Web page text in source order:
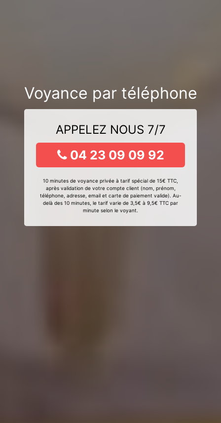
Voyance par téléphone
APPELEZ NOUS 7/7
04 23 09 09 92
10 minutes de voyance privée à tarif spécial de 15€ TTC,
après validation de votre compte client (nom, prénom,
téléphone, adresse, email et carte de paiement valide). Au-
delà des 10 minutes, le tarif varie de 3,5€ à 9,5€ TTC par
minute selon le voyant.